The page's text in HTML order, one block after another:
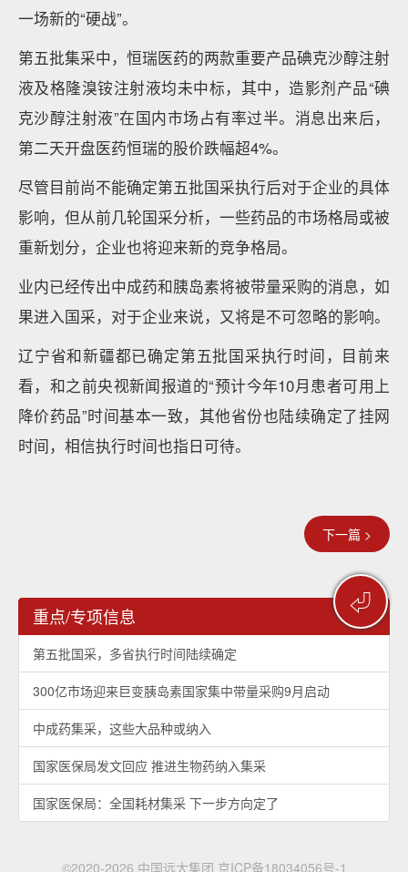
⏎
一场新的“硬战”。
第五批集采中，恒瑞医药的两款重要产品碘克沙醇注射
液及格隆溴铵注射液均未中标，其中，造影剂产品“碘
克沙醇注射液”在国内市场占有率过半。消息出来后，
第二天开盘医药恒瑞的股价跌幅超4%。
尽管目前尚不能确定第五批国采执行后对于企业的具体
影响，但从前几轮国采分析，一些药品的市场格局或被
重新划分，企业也将迎来新的竞争格局。
业内已经传出中成药和胰岛素将被带量采购的消息，如
果进入国采，对于企业来说，又将是不可忽略的影响。
辽宁省和新疆都已确定第五批国采执行时间，目前来
看，和之前央视新闻报道的“预计今年10月患者可用上
降价药品”时间基本一致，其他省份也陆续确定了挂网
时间，相信执行时间也指日可待。
下一篇 >
重点/专项信息
第五批国采，多省执行时间陆续确定
300亿市场迎来巨变胰岛素国家集中带量采购9月启动
中成药集采，这些大品种或纳入
国家医保局发文回应 推进生物药纳入集采
国家医保局：全国耗材集采 下一步方向定了
©2020-2026 中国远大集团 京ICP备18034056号-1